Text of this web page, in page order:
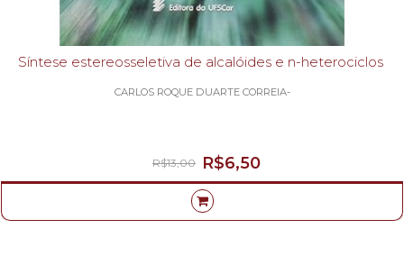
Síntese estereosseletiva de alcalóides e n-heterociclos
CARLOS ROQUE DUARTE CORREIA-
R$6,50
R$13,00